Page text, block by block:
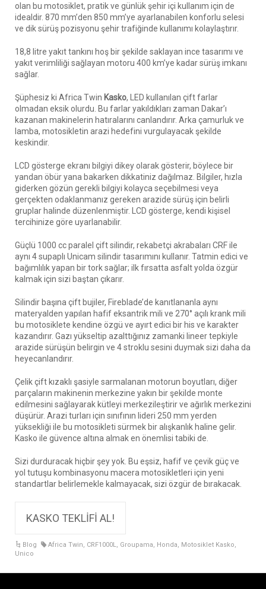
olan bu motosiklet, pratik ve günlük şehir içi kullanım için de
idealdir. 870 mm’den 850 mm’ye ayarlanabilen konforlu selesi
ve dik sürüş pozisyonu şehir trafiğinde kullanımı kolaylaştırır.
18,8 litre yakıt tankını hoş bir şekilde saklayan ince tasarımı ve
yakıt verimliliği sağlayan motoru 400 km’ye kadar sürüş imkanı
sağlar.
Şüphesiz ki Africa Twin Kasko, LED kullanılan çift farlar
olmadan eksik olurdu. Bu farlar yakıldıkları zaman Dakar’ı
kazanan makinelerin hatıralarını canlandırır. Arka çamurluk ve
lamba, motosikletin arazi hedefini vurgulayacak şekilde
keskindir.
LCD gösterge ekranı bilgiyi dikey olarak gösterir, böylece bir
yandan öbür yana bakarken dikkatiniz dağılmaz. Bilgiler, hızla
giderken gözün gerekli bilgiyi kolayca seçebilmesi veya
gerçekten odaklanmanız gereken arazide sürüş için belirli
gruplar halinde düzenlenmiştir. LCD gösterge, kendi kişisel
tercihinize göre uyarlanabilir.
Güçlü 1000 cc paralel çift silindir, rekabetçi akrabaları CRF ile
aynı 4 supaplı Unicam silindir tasarımını kullanır. Tatmin edici ve
bağımlılık yapan bir tork sağlar; ilk fırsatta asfalt yolda özgür
kalmak için sizi baştan çıkarır.
Silindir başına çift bujiler, Fireblade’de kanıtlananla aynı
materyalden yapılan hafif eksantrik mili ve 270° açılı krank mili
bu motosiklete kendine özgü ve ayırt edici bir his ve karakter
kazandırır. Gazı yükseltip azalttığınız zamanki lineer tepkiyle
arazide sürüşün belirgin ve 4 stroklu sesini duymak sizi daha da
heyecanlandırır.
Çelik çift kızaklı şasiyle sarmalanan motorun boyutları, diğer
parçaların makinenin merkezine yakın bir şekilde monte
edilmesini sağlayarak kütleyi merkezileştirir ve ağırlık merkezini
düşürür. Arazi turları için sınıfının lideri 250 mm yerden
yüksekliği ile bu motosikleti sürmek bir alışkanlık haline gelir.
Kasko ile güvence altına almak en önemlisi tabiki de.
Sizi durduracak hiçbir şey yok. Bu eşsiz, hafif ve çevik güç ve
yol tutuşu kombinasyonu macera motosikletleri için yeni
standartlar belirlemekle kalmayacak, sizi özgür de bırakacak.
KASKO TEKLİFİ AL!
Blog Africa Twin, CRF1000L, Groupama, Honda, Motosiklet Kasko,
Unico